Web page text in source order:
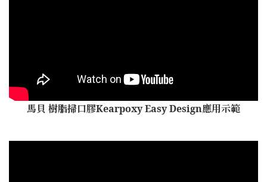
馬貝 樹脂掃口膠Kearpoxy Easy Design應用示範